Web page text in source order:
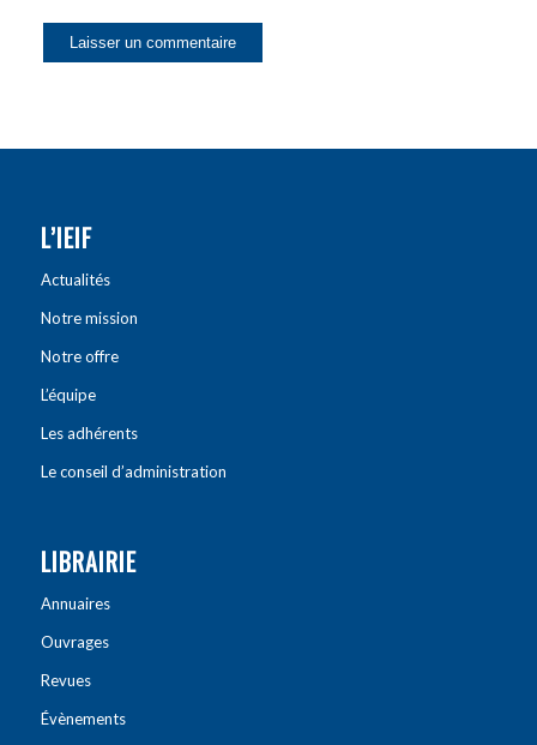
L’IEIF
Actualités
Notre mission
Notre offre
L’équipe
Les adhérents
Le conseil d’administration
LIBRAIRIE
Annuaires
Ouvrages
Revues
Évènements